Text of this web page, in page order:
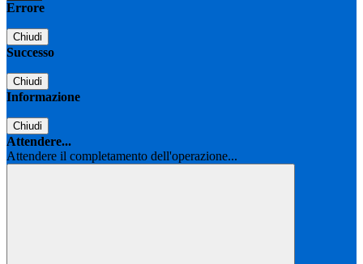
Errore
Chiudi
Successo
Chiudi
Informazione
Chiudi
Attendere...
Attendere il completamento dell'operazione...